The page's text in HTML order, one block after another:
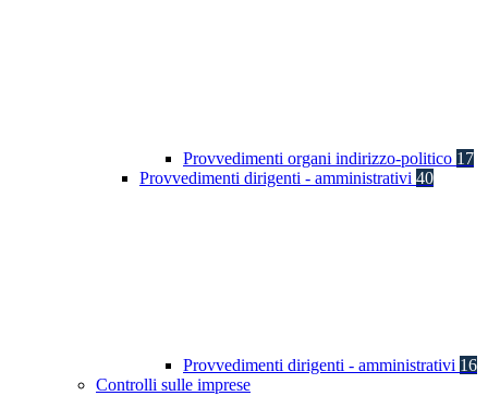
Provvedimenti organi indirizzo-politico 17
Provvedimenti dirigenti - amministrativi 40
Provvedimenti dirigenti - amministrativi 16
Controlli sulle imprese